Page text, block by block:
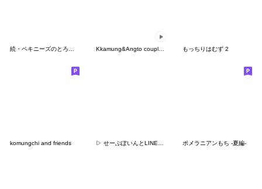
もっちりはむず 2
komungchi and friends ポメラニアンもち -夏編-